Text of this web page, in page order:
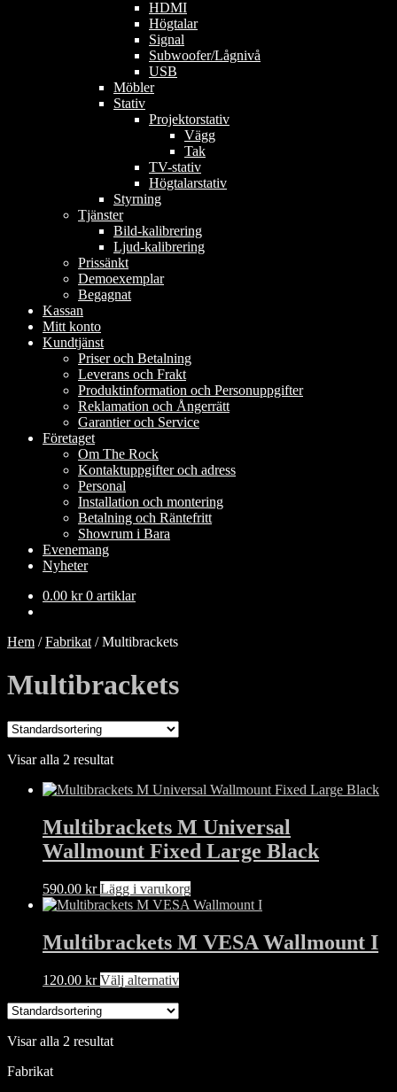
HDMI
Högtalar
Signal
Subwoofer/Lågnivå
USB
Möbler
Stativ
Projektorstativ
Vägg
Tak
TV-stativ
Högtalarstativ
Styrning
Tjänster
Bild-kalibrering
Ljud-kalibrering
Prissänkt
Demoexemplar
Begagnat
Kassan
Mitt konto
Kundtjänst
Priser och Betalning
Leverans och Frakt
Produktinformation och Personuppgifter
Reklamation och Ångerrätt
Garantier och Service
Företaget
Om The Rock
Kontaktuppgifter och adress
Personal
Installation och montering
Betalning och Räntefritt
Showrum i Bara
Evenemang
Nyheter
0.00 kr 0 artiklar
Hem /Fabrikat /Multibrackets
Multibrackets
Visar alla 2 resultat
Multibrackets M Universal
Wallmount Fixed Large Black
590.00 kr Lägg i varukorg
Multibrackets M VESA Wallmount I
120.00 kr Välj alternativDen
Visar alla 2 resultat
Fabrikat